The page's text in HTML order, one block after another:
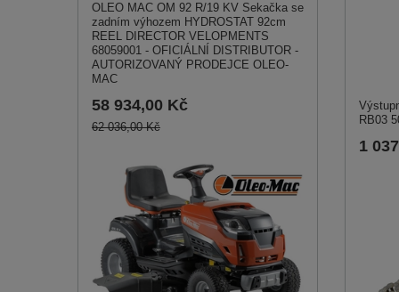
OLEO MAC OM 92 R/19 KV Sekačka se
zadním výhozem HYDROSTAT 92cm
REEL DIRECTOR VELOPMENTS
68059001 - OFICIÁLNÍ DISTRIBUTOR -
AUTORIZOVANÝ PRODEJCE OLEO-
MAC
58 934,00 Kč
62 036,00 Kč
RB03
1